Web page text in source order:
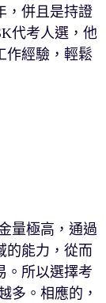
，併且是持證
代考人選，他
作經驗，輕鬆
量極高，通過
的能力，從而
。所以選擇考
多。相應的，